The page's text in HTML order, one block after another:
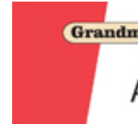
Pièces
classiques